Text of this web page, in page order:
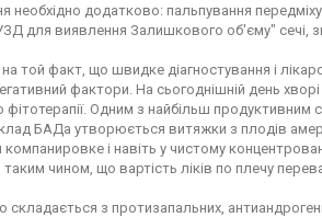
необхідно додатково: пальпування
для виявлення Залишкового об'єму" сечі,
той факт, що швидке діагностування і
фактори. На сьогоднішній день
фітотерапії. Одним з найбільш
БАДа утворюється витяжки з плодів
компанировке і навіть у чистому
чином, що вартість ліків по плечу
складається з протизапальних,